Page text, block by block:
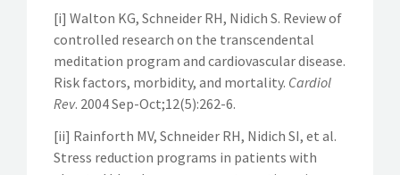
[i] Walton KG, Schneider RH, Nidich S. Review of
controlled research on the transcendental
meditation program and cardiovascular disease.
Risk factors, morbidity, and mortality. Cardiol
Rev. 2004 Sep-Oct;12(5):262-6.
[ii] Rainforth MV, Schneider RH, Nidich SI, et al.
Stress reduction programs in patients with